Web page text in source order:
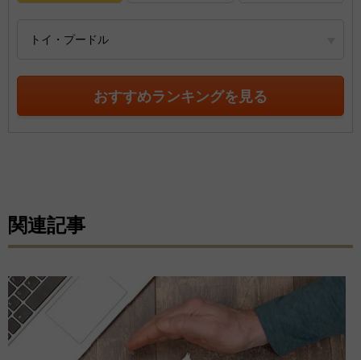
トイ・プードル
おすすめランキングを見る
関連記事